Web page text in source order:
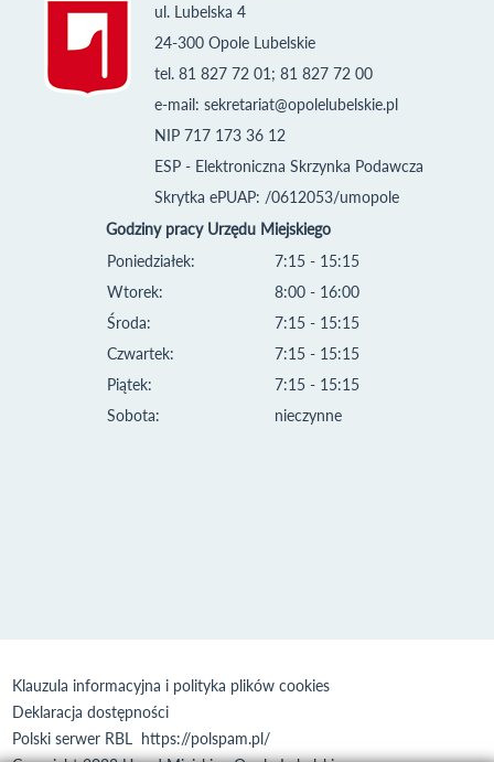
ul. Lubelska 4
24-300 Opole Lubelskie
tel. 81 827 72 01; 81 827 72 00
e-mail: sekretariat@opolelubelskie.pl
NIP 717 173 36 12
ESP - Elektroniczna Skrzynka Podawcza
Skrytka ePUAP: /0612053/umopole
Godziny pracy Urzędu Miejskiego
Poniedziałek:
Wtorek:
Środa:
Czwartek:
Piątek:
Sobota:
7:15 - 15:15
8:00 - 16:00
7:15 - 15:15
7:15 - 15:15
7:15 - 15:15
nieczynne
Klauzula informacyjna i polityka plików cookies
Deklaracja dostępności
Polski serwer RBL https://polspam.pl/